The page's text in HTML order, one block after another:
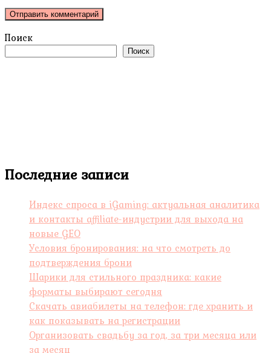
Поиск
Поиск
Последние записи
Индекс спроса в iGaming: актуальная аналитика
и контакты affiliate-индустрии для выхода на
новые GEO
Условия бронирования: на что смотреть до
подтверждения брони
Шарики для стильного праздника: какие
форматы выбирают сегодня
Скачать авиабилеты на телефон: где хранить и
как показывать на регистрации
Организовать свадьбу за год, за три месяца или
за месяц